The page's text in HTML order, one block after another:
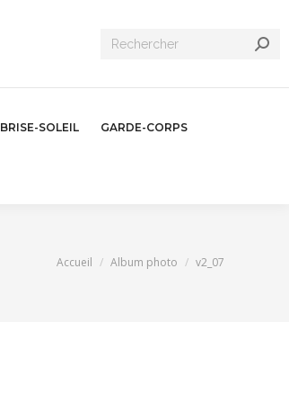
Recherche
BRISE-SOLEIL GARDE-CORPS
Vous êtes ici :
Accueil Album photo v2_07